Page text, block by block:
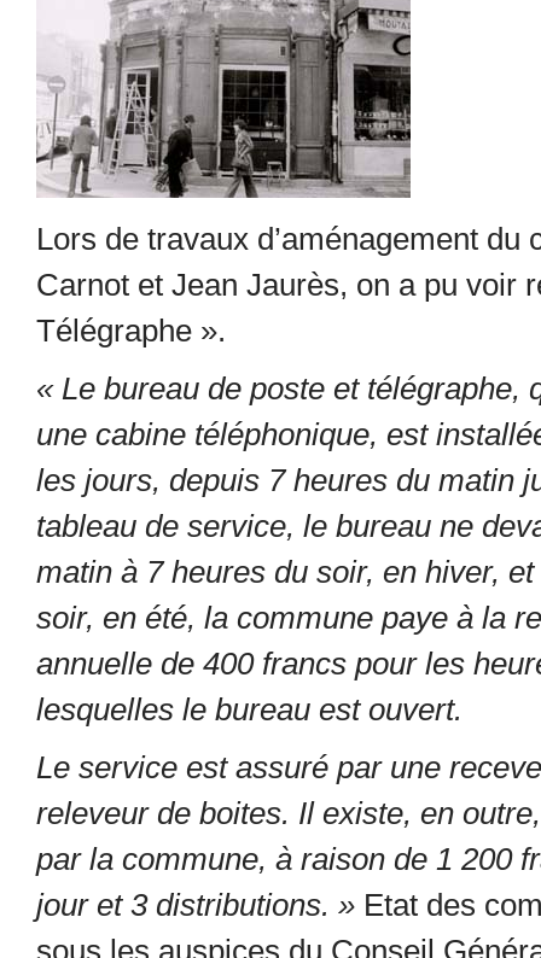
Lors de travaux d’aménagement du
Carnot et Jean Jaurès, on a pu voir
Télégraphe ».
« Le bureau de poste et télégraphe,
une cabine téléphonique, est
les jours, depuis 7 heures du matin
tableau de service, le bureau ne
matin à 7 heures du soir, en hiver,
soir, en été, la commune paye à la
annuelle de 400 francs pour les
lesquelles le bureau est ouvert.
Le service est assuré par une
releveur de boites. Il existe, en
par la commune, à raison de 1 200
jour et 3 distributions. » Etat des
sous les auspices du Conseil